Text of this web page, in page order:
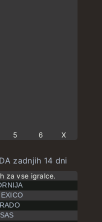
5 6 X
zadnjih 14 dni
za vse igralce.